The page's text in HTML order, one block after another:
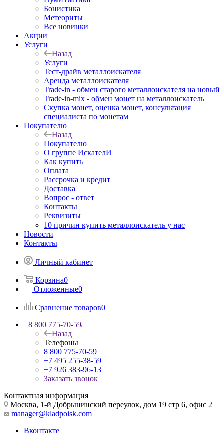
Бонистика
Метеориты
Все новинки
Акции
Услуги
Назад
Услуги
Тест-драйв металлоискателя
Аренда металлоискателя
Trade-in - обмен старого металлоискателя на новый
Trade-in-mix - обмен монет на металлоискатель
Скупка монет, оценка монет, консультация
специалиста по монетам
Покупателю
Назад
Покупателю
О группе ИскателИ
Как купить
Оплата
Рассрочка и кредит
Доставка
Вопрос - ответ
Контакты
Реквизиты
10 причин купить металлоискатель у нас
Новости
Контакты
Личный кабинет
Корзина0
Отложенные0
Сравнение товаров0
8 800 775-70-59
Назад
Телефоны
8 800 775-70-59
+7 495 255-38-59
+7 926 383-96-13
Заказать звонок
Контактная информация
Москва, 1-й Добрынинский переулок, дом 19 стр 6, офис 2
manager@kladpoisk.com
Вконтакте